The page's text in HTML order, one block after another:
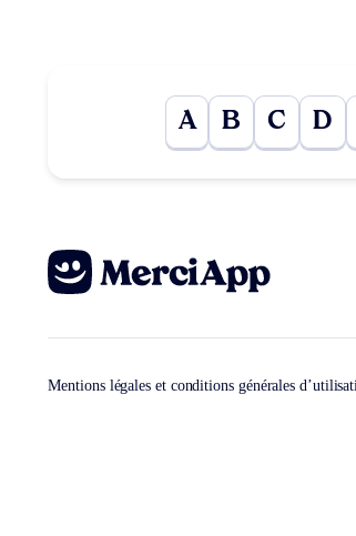
A B C D
Mentions légales et conditions générales